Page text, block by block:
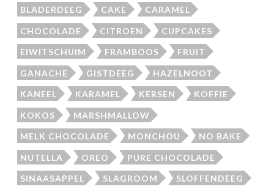
BLADERDEEG CAKE CARAMEL
CHOCOLADE CITROEN CUPCAKES
EIWITSCHUIM FRAMBOOS FRUIT
GANACHE GISTDEEG HAZELNOOT
KANEEL KARAMEL KERSEN KOFFIE
KOKOS MARSHMALLOW
MELK CHOCOLADE MONCHOU NO BAKE
NUTELLA OREO PURE CHOCOLADE
SINAASAPPEL SLAGROOM SLOFFENDEEG